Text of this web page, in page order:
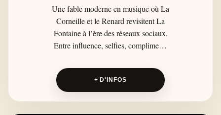
Une fable moderne en musique où La
Corneille et le Renard revisitent La
Fontaine à l’ère des réseaux sociaux.
Entre influence, selfies, compliments
adaptation urbaine raconte comment
les flatteries peuvent cacher de vrais
pièges, dans une ambiance lumineuse,
+ D'INFOS